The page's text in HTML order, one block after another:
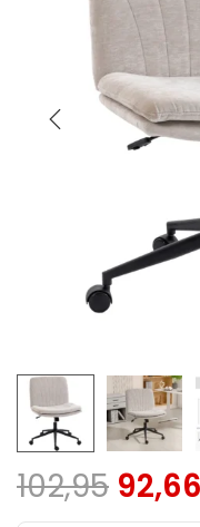
102,95 92,66